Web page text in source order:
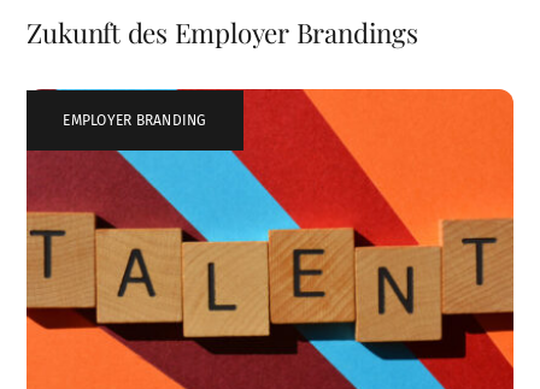
Zukunft des Employer Brandings
EMPLOYER BRANDING